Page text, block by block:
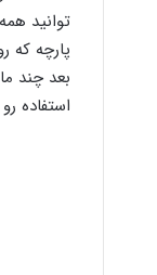
توانید
پارچه که
بعد چند
استفاده